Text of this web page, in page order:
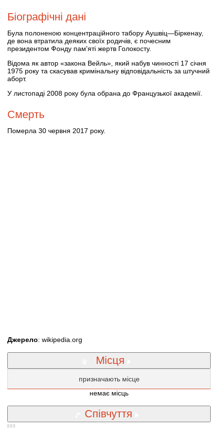
Біографічні дані
Була полоненою концентраційного табору Аушвіц—Біркенау,
де вона втратила деяких своїх родичів, є почесним
президентом Фонду пам'яті жертв Голокосту.
Відома як автор «закона Вейль», який набув чинності 17 січня
1975 року та скасував кримінальну відповідальність за штучний
аборт.
У листопаді 2008 року була обрана до Французької академії.
Смерть
Померла 30 червня 2017 року.
Джерело: wikipedia.org
Місця
призначають місце
немає місць
Співчуття